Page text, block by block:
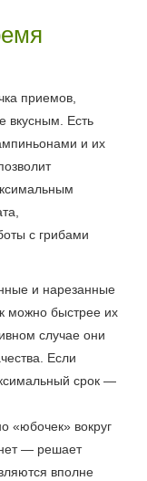
приемов,
вкусным. Есть
и их
с грибами
и нарезанные
можно быстрее их
случае они
Если
срок —
«юбочек» вокруг
— решает
вполне